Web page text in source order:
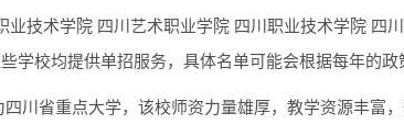
业技术学院 四川艺术职业学院 四川职业技术学院 四
学校均提供单招服务，具体名单可能会根据每年的政
川省重点大学，该校师资力量雄厚，教学资源丰富